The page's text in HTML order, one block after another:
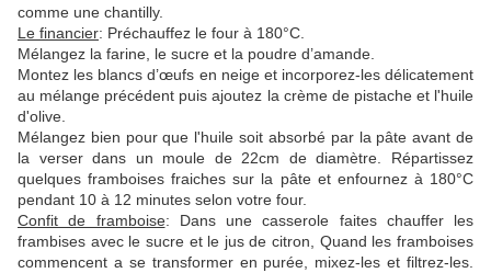
comme une chantilly.
Le financier: Préchauffez le four à 180°C.
Mélangez la farine, le sucre et la poudre d’amande.
Montez les blancs d’œufs en neige et incorporez-les délicatement
au mélange précédent puis ajoutez la crème de pistache et l'huile
d'olive.
Mélangez bien pour que l'huile soit absorbé par la pâte avant de
la verser dans un moule de 22cm de diamètre. Répartissez
quelques framboises fraiches sur la pâte et enfournez à 180°C
pendant 10 à 12 minutes selon votre four.
Confit de framboise: Dans une casserole faites chauffer les
frambises avec le sucre et le jus de citron, Quand les framboises
commencent a se transformer en purée, mixez-les et filtrez-les.